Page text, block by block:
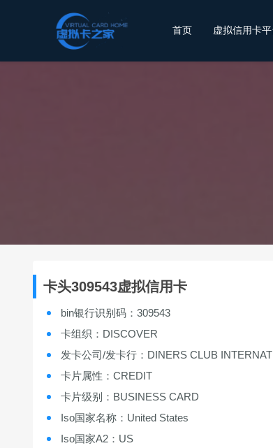
首页 虚拟信用卡
卡头309543虚拟信用卡
bin银行识别码：309543
卡组织：DISCOVER
发卡公司/发卡行：DINERS CLUB
卡片属性：CREDIT
卡片级别：BUSINESS CARD
Iso国家名称：United States
Iso国家A2：US